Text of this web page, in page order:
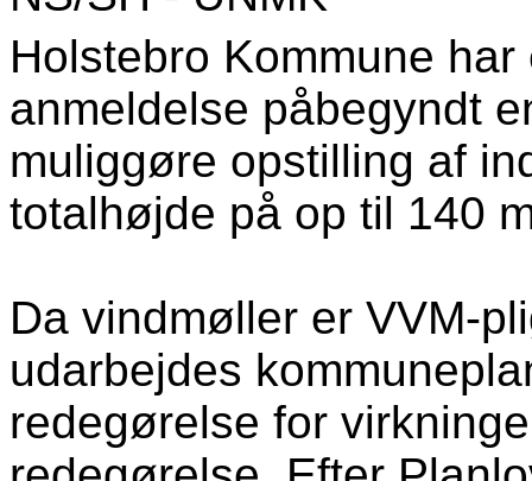
Holstebro Kommune
anmeldelse påbegyndt
muliggøre opstilling af
totalhøjde på op til 140
Da vindmøller er VVM-
udarbejdes
redegørelse for